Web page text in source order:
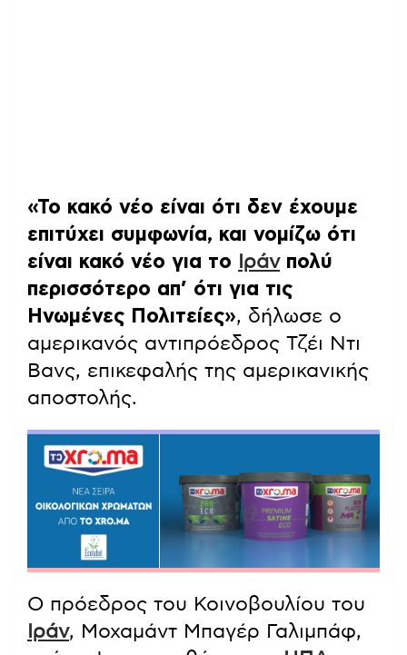
«Το κακό νέο είναι ότι δεν έχουμε
επιτύχει συμφωνία, και νομίζω ότι
είναι κακό νέο για το
Ιράνπολύ
περισσότερο απ’ ότι για τις
Ηνωμένες Πολιτείες», δήλωσε ο
αμερικανός αντιπρόεδρος Τζέι Ντι
Βανς, επικεφαλής της αμερικανικής
αποστολής.
Ο πρόεδρος του Κοινοβουλίου του
Ιράν, Μοχαμάντ Μπαγέρ Γαλιμπάφ,